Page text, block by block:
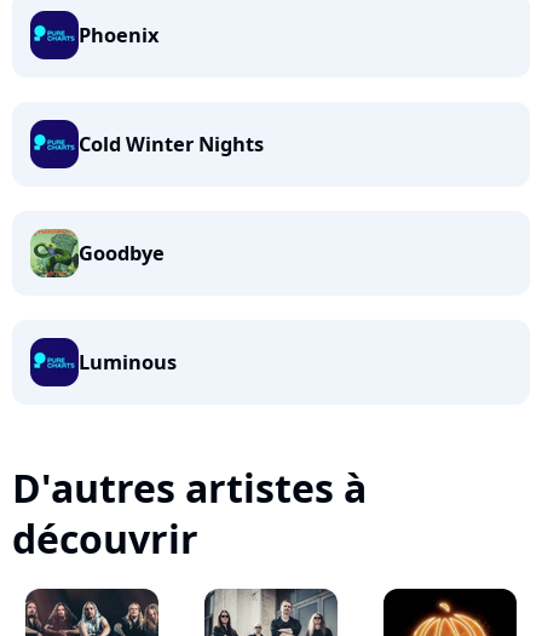
Phoenix
Cold Winter Nights
Goodbye
Luminous
D'autres artistes à
découvrir